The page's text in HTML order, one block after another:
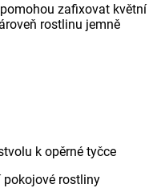
zafixovat květní
rostlinu jemně
k opěrné tyčce
pokojové rostliny